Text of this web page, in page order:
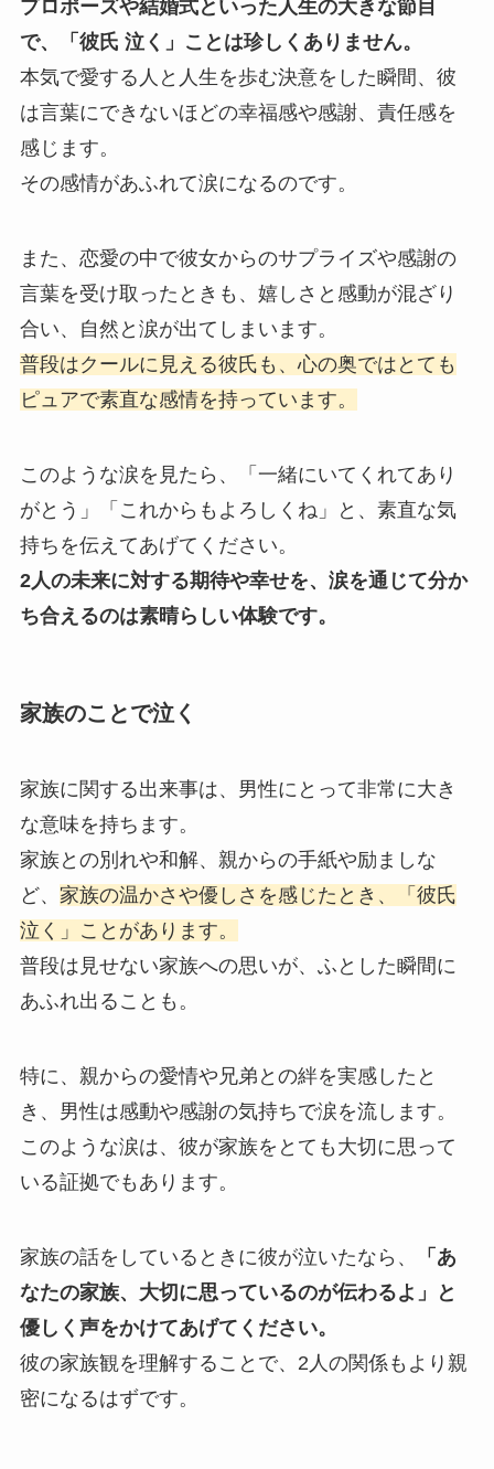
プロポーズや結婚式といった人生の大きな節目
で、「彼氏 泣く」ことは珍しくありません。
本気で愛する人と人生を歩む決意をした瞬間、彼
は言葉にできないほどの幸福感や感謝、責任感を
感じます。
その感情があふれて涙になるのです。
また、恋愛の中で彼女からのサプライズや感謝の
言葉を受け取ったときも、嬉しさと感動が混ざり
合い、自然と涙が出てしまいます。
普段はクールに見える彼氏も、心の奥ではとても
ピュアで素直な感情を持っています。
このような涙を見たら、「一緒にいてくれてあり
がとう」「これからもよろしくね」と、素直な気
持ちを伝えてあげてください。
2人の未来に対する期待や幸せを、涙を通じて分か
ち合えるのは素晴らしい体験です。
家族のことで泣く
家族に関する出来事は、男性にとって非常に大き
な意味を持ちます。
家族との別れや和解、親からの手紙や励ましな
ど、 家族の温かさや優しさを感じたとき、「彼氏
泣く」ことがあります。
普段は見せない家族への思いが、ふとした瞬間に
あふれ出ることも。
特に、親からの愛情や兄弟との絆を実感したと
き、男性は感動や感謝の気持ちで涙を流します。
このような涙は、彼が家族をとても大切に思って
いる証拠でもあります。
家族の話をしているときに彼が泣いたなら、
「あ
なたの家族、大切に思っているのが伝わるよ」と
優しく声をかけてあげてください。
彼の家族観を理解することで、2人の関係もより親
密になるはずです。